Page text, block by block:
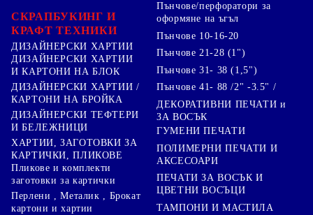
СКРАПБУКИНГ И
КРАФТ ТЕХНИКИ
ДИЗАЙНЕРСКИ ХАРТИИ
ДИЗАЙНЕРСКИ ХАРТИИ
И КАРТОНИ НА БЛОК
ДИЗАЙНЕРСКИ ХАРТИИ /
КАРТОНИ НА БРОЙКА
ДИЗАЙНЕРСКИ ТЕФТЕРИ
И БЕЛЕЖНИЦИ
ХАРТИИ, ЗАГОТОВКИ ЗА
КАРТИЧКИ, ПЛИКОВЕ
Пликове и комплекти
заготовки за картички
Перлени , Металик , Брокат
картони и хартии
Пънчове/перфоратори за
оформяне на ъгъл
Пънчове 10-16-20
Пънчове 21-28 (1")
Пънчове 31- 38 (1,5")
Пънчове 41- 88 /2" -3.5" /
ДЕКОРАТИВНИ ПЕЧАТИ и
ЗА ВОСЪК
ГУМЕНИ ПЕЧАТИ
ПОЛИМЕРНИ ПЕЧАТИ И
АКСЕСОАРИ
ПЕЧАТИ ЗА ВОСЪК И
ЦВЕТНИ ВОСЪЦИ
ТАМПОНИ И МАСТИЛА